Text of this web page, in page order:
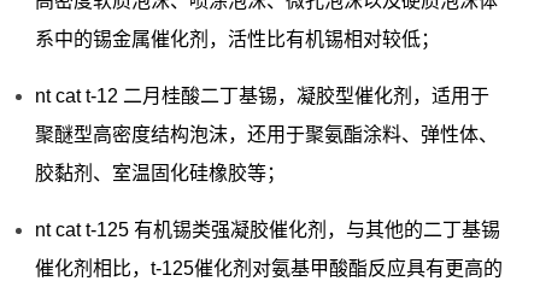
系中的锡金属催化剂，活性比有机锡相对较低；
nt cat t-12 二月桂酸二丁基锡，凝胶型催化剂，适用于
聚醚型高密度结构泡沫，还用于聚氨酯涂料、弹性体、
胶黏剂、室温固化硅橡胶等；
nt cat t-125 有机锡类强凝胶催化剂，与其他的二丁基锡
催化剂相比，t-125催化剂对氨基甲酸酯反应具有更高的